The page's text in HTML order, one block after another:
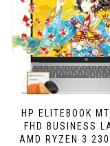
HP ELITEBOOK
FHD BUSINESS
AMD RYZEN 3